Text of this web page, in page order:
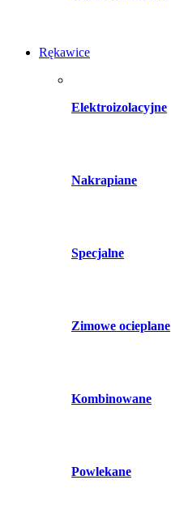
Rękawice
Elektroizolacyjne
Nakrapiane
Specjalne
Zimowe ocieplane
Kombinowane
Powlekane